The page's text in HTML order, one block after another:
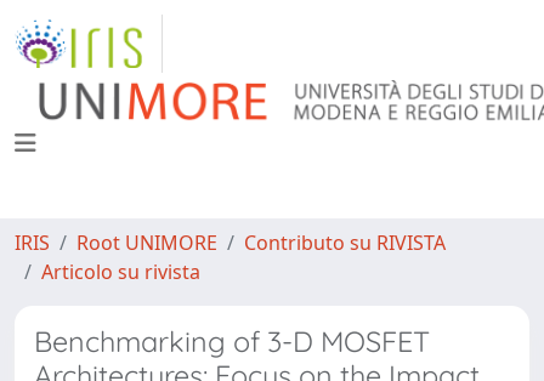
IRIS Root UNIMORE
Contributo su RIVISTA
Articolo su rivista
Benchmarking of 3-D MOSFET